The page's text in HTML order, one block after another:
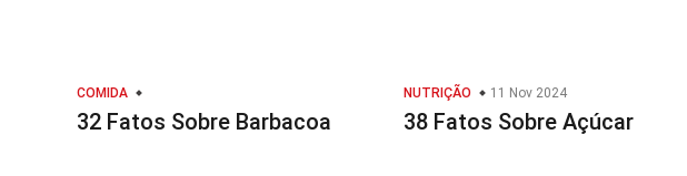
COMIDA
32 Fatos Sobre Barbacoa
NUTRIÇÃO 11 Nov 2024
38 Fatos Sobre Açúcar